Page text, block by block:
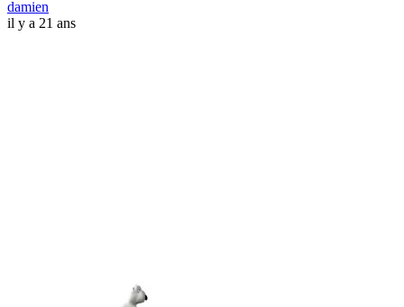
damien
il y a 21 ans